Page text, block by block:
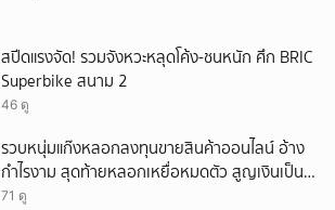
สปีดแรงจัด! รวมจังหวะหลุดโค้ง-ชนหนัก ศึก BRIC
Superbike สนาม 2
46 ดู
รวบหนุ่มแก๊งหลอกลงทุนขายสินค้าออนไลน์ อ้าง
กำไรงาม สุดท้ายหลอกเหยื่อหมดตัว สูญเงินเป็น
แสนบาท ยังให้การปฏิเสธ
71 ดู